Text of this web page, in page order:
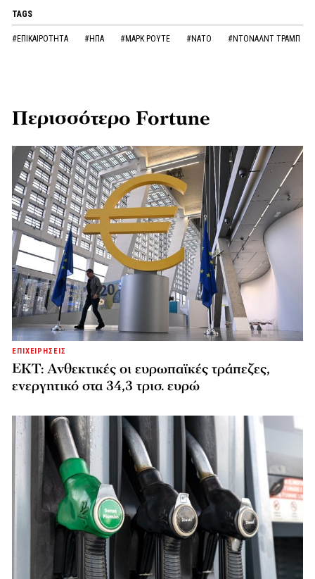
TAGS
#ΕΠΙΚΑΙΡΟΤΗΤΑ #ΗΠΑ #ΜΑΡΚ ΡΟΥΤΕ #ΝΑΤΟ #ΝΤΟΝΑΛΝΤ ΤΡΑΜΠ
Περισσότερο Fortune
ΕΠΙΧΕΙΡΗΣΕΙΣ
ΕΚΤ: Ανθεκτικές οι ευρωπαϊκές τράπεζες,
ενεργητικό στα 34,3 τρισ. ευρώ